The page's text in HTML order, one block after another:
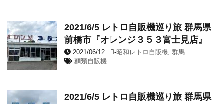
2021/6/5 レトロ自販機巡り旅 群馬県
前橋市『オレンジ３５３富士見店』
2021/06/12 -昭和レトロ自販機, 群馬
麵類自販機
2021/6/5 レトロ自販機巡り旅 群馬県